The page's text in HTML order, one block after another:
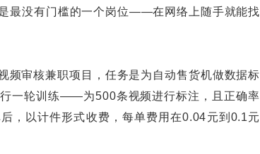
最没有门槛的一个岗位——在网络上随手就能找
频审核兼职项目，任务是为自动售货机做数据标
一轮训练——为500条视频进行标注，且正确率
，以计件形式收费，每单费用在0.04元到0.1元